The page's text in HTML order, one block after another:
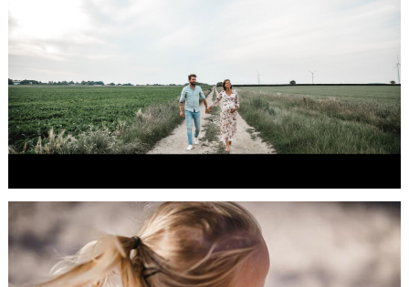
Broichweiden
HIER GEHTS WEITER...
Mummy & Me